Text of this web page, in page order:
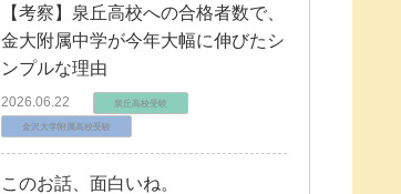
【考察】泉丘高校への合格者数で、
金大附属中学が今年大幅に伸びたシ
ンプルな理由
2026.06.22 泉丘高校受験
金沢大学附属高校受験
このお話、面白いね。